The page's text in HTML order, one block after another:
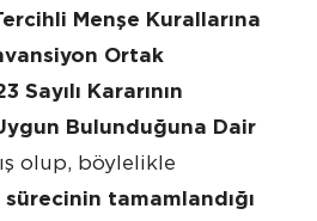
Menşe Kurallarına
Ortak
Sayılı Kararının
Bulunduğuna Dair
olup, böylelikle
tamamlandığı